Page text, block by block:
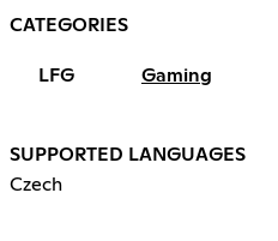
CATEGORIES
LFG Gaming
SUPPORTED LANGUAGES
Czech